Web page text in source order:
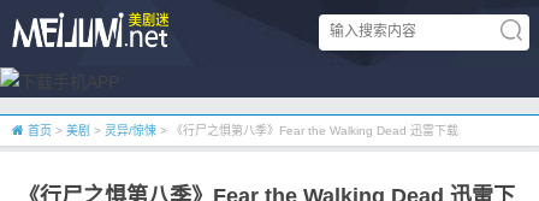
首页 > 美剧 > 灵异/惊悚 > 《行尸之惧第八季》Fear the Walking Dead 迅雷下载
《行尸之惧第八季》Fear the Walking Dead 迅雷下